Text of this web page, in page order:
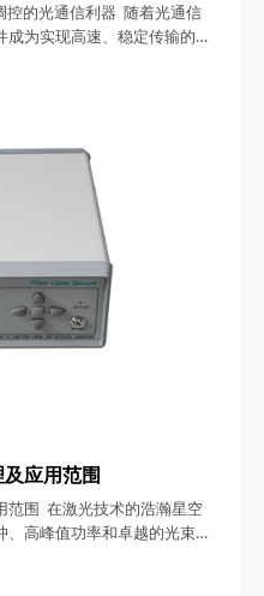
控的光通信利器 随着光通信
为实现高速、稳定传输的关
）光衰减器模块以其独特的
域崭露头角。本文将详细探
应用范围
范围 在激光技术的浩瀚星空
高峰值功率和卓越的光束质
领域的璀璨明星。本文将深
并详细阐述其广泛的应用范